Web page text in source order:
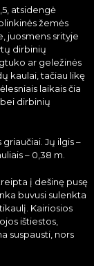
atsidengė
žemės
juosmens srityje
dirbinių
ar geležinės
kaulai, tačiau likę
laikais čia
dirbinių
Jų ilgis –
– 0,38 m.
į dešinę pusę
buvusi sulenkta
Kairiosios
ištiestos,
suspausti, nors